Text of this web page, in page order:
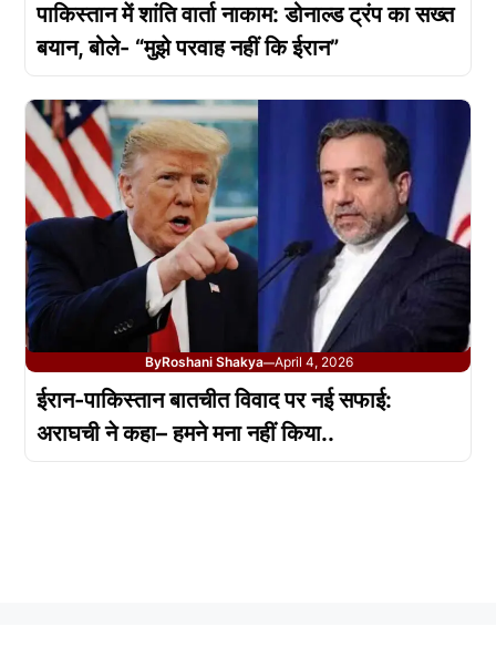
पाकिस्तान में शांति वार्ता नाकाम: डोनाल्ड ट्रंप का सख्त
बयान, बोले- “मुझे परवाह नहीं कि ईरान”
ByRoshani Shakya—April 4, 2026
ईरान-पाकिस्तान बातचीत विवाद पर नई सफाई:
अराघची ने कहा– हमने मना नहीं किया..